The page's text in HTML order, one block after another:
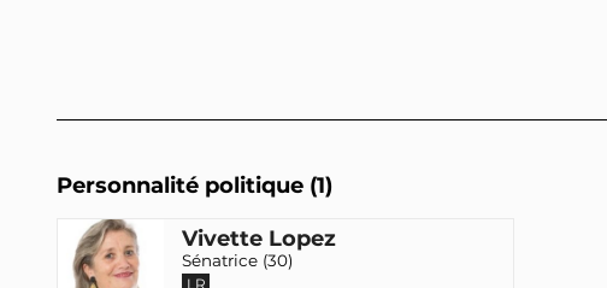
Personnalité politique (1)
Vivette Lopez
Sénatrice (30)
LR